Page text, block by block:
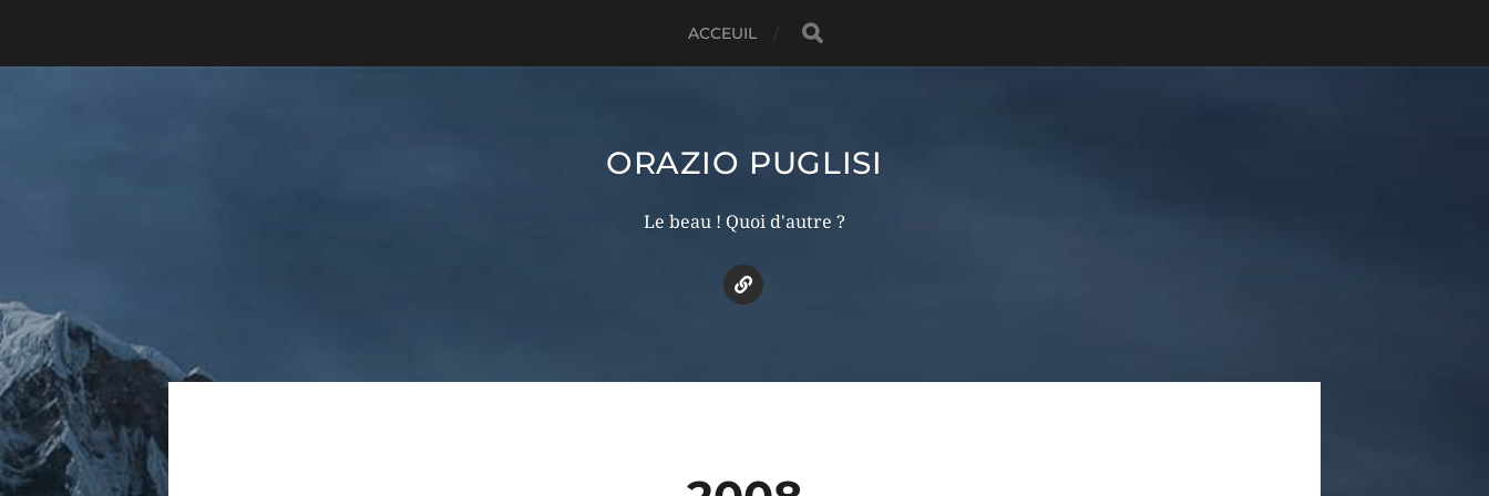
ACCEUIL
ORAZIO PUGLISI
Le beau ! Quoi d'autre ?